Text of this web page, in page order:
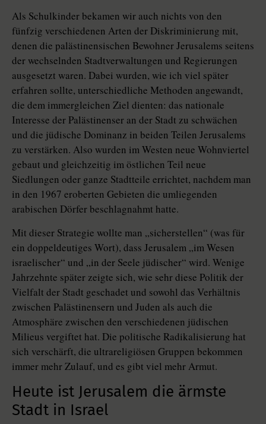
Als Schulkinder bekamen wir auch nichts von den
fünfzig verschiedenen Arten der Diskriminierung mit,
denen die palästinensischen Bewohner Jerusalems seitens
der wechselnden Stadtverwaltungen und Regierungen
ausgesetzt waren. Dabei wurden, wie ich viel später
erfahren sollte, unterschiedliche Methoden angewandt,
die dem immergleichen Ziel dienten: das nationale
Interesse der Palästinenser an der Stadt zu schwächen
und die jüdische Dominanz in beiden Teilen Jerusalems
zu verstärken. Also wurden im Westen neue Wohnviertel
gebaut und gleichzeitig im östlichen Teil neue
Siedlungen oder ganze Stadtteile errichtet, nachdem man
in den 1967 eroberten Gebieten die umliegenden
arabischen Dörfer beschlagnahmt hatte.
Mit dieser Strategie wollte man „sicherstellen“ (was für
ein doppeldeutiges Wort), dass Jerusalem „im Wesen
israelischer“ und „in der Seele jüdischer“ wird. Wenige
Jahrzehnte später zeigte sich, wie sehr diese Politik der
Vielfalt der Stadt geschadet und sowohl das Verhältnis
zwischen Palästinensern und Juden als auch die
Atmosphäre zwischen den verschiedenen jüdischen
Milieus vergiftet hat. Die politische Radikalisierung hat
sich verschärft, die ultrareligiösen Gruppen bekommen
immer mehr Zulauf, und es gibt viel mehr Armut.
Heute ist Jerusalem die ärmste
Stadt in Israel